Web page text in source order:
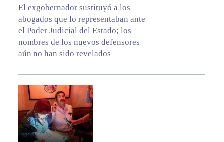
El exgobernador sustituyó a los
abogados que lo representaban ante
el Poder Judicial del Estado; los
nombres de los nuevos defensores
aún no han sido revelados